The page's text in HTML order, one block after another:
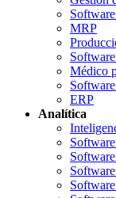
MRP
Médico
ERP
Analítica